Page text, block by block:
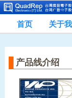
首页 关于
产品线介绍